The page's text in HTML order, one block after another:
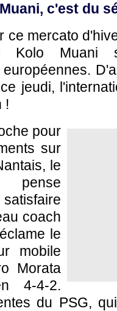
c'est du
ce mercato
Kolo Muani
jeudi,
!
pour
sur
le
coach
le
mobile
Morata
4-4-2.
du PSG,